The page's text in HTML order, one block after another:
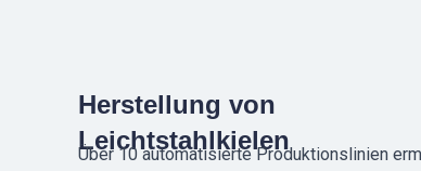
Herstellung von
Leichtstahlkielen
Über 10 automatisierte Produktionslinien